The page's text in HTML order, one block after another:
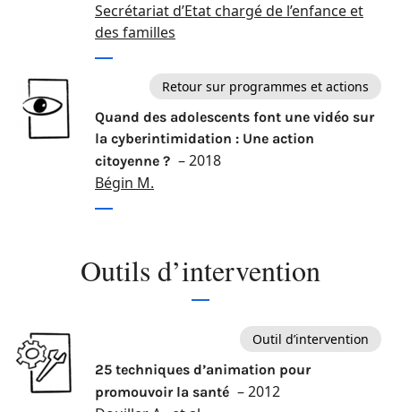
Secrétariat d’Etat chargé de l’enfance et
des familles
Retour sur programmes et actions
Quand des adolescents font une vidéo sur
la cyberintimidation : Une action
citoyenne ? – 2018
Bégin M.
Outils d’intervention
Outil d’intervention
25 techniques d’animation pour
promouvoir la santé – 2012